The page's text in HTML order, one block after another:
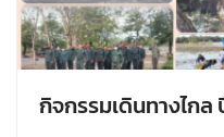
กิจกรรมเดินทางไกล